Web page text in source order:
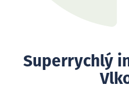
Superrychlý